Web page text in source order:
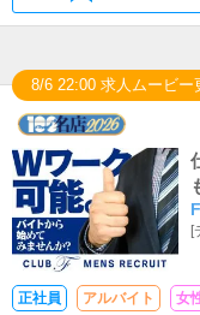
8/6 22:00 求人ムービー
[
正社員 アルバイト 女